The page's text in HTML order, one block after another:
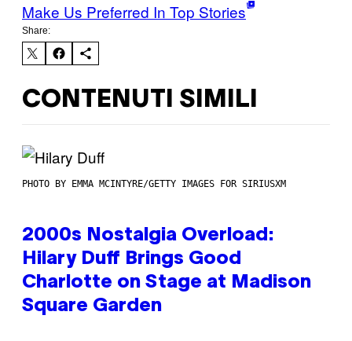
Make Us Preferred In Top Stories
Share:
CONTENUTI SIMILI
PHOTO BY EMMA MCINTYRE/GETTY IMAGES FOR SIRIUSXM
2000s Nostalgia Overload:
Hilary Duff Brings Good
Charlotte on Stage at Madison
Square Garden